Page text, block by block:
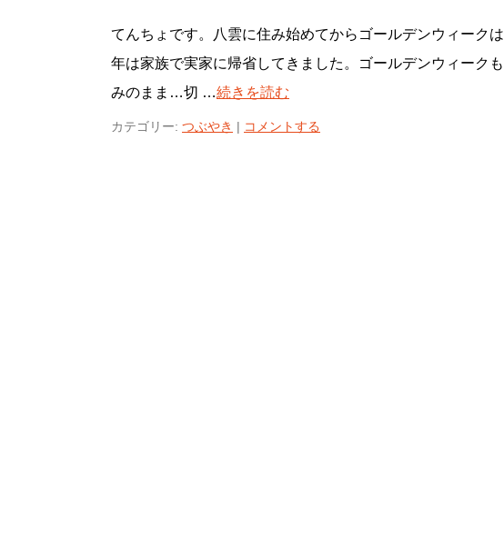
てんちょです。八雲に住み始めてからゴールデンウィーク
年は家族で実家に帰省してきました。ゴールデンウィーク
みのまま…切 …続きを読む
カテゴリー: つぶやき | コメントする